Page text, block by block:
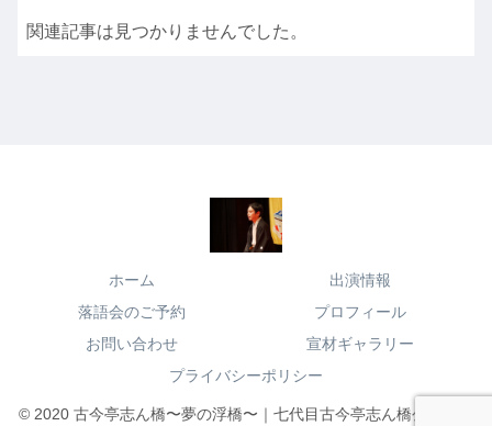
関連記事は見つかりませんでした。
ホーム
出演情報
落語会のご予約
プロフィール
お問い合わせ
宣材ギャラリー
プライバシーポリシー
© 2020 古今亭志ん橋〜夢の浮橋〜｜七代目古今亭志ん橋公式サイ